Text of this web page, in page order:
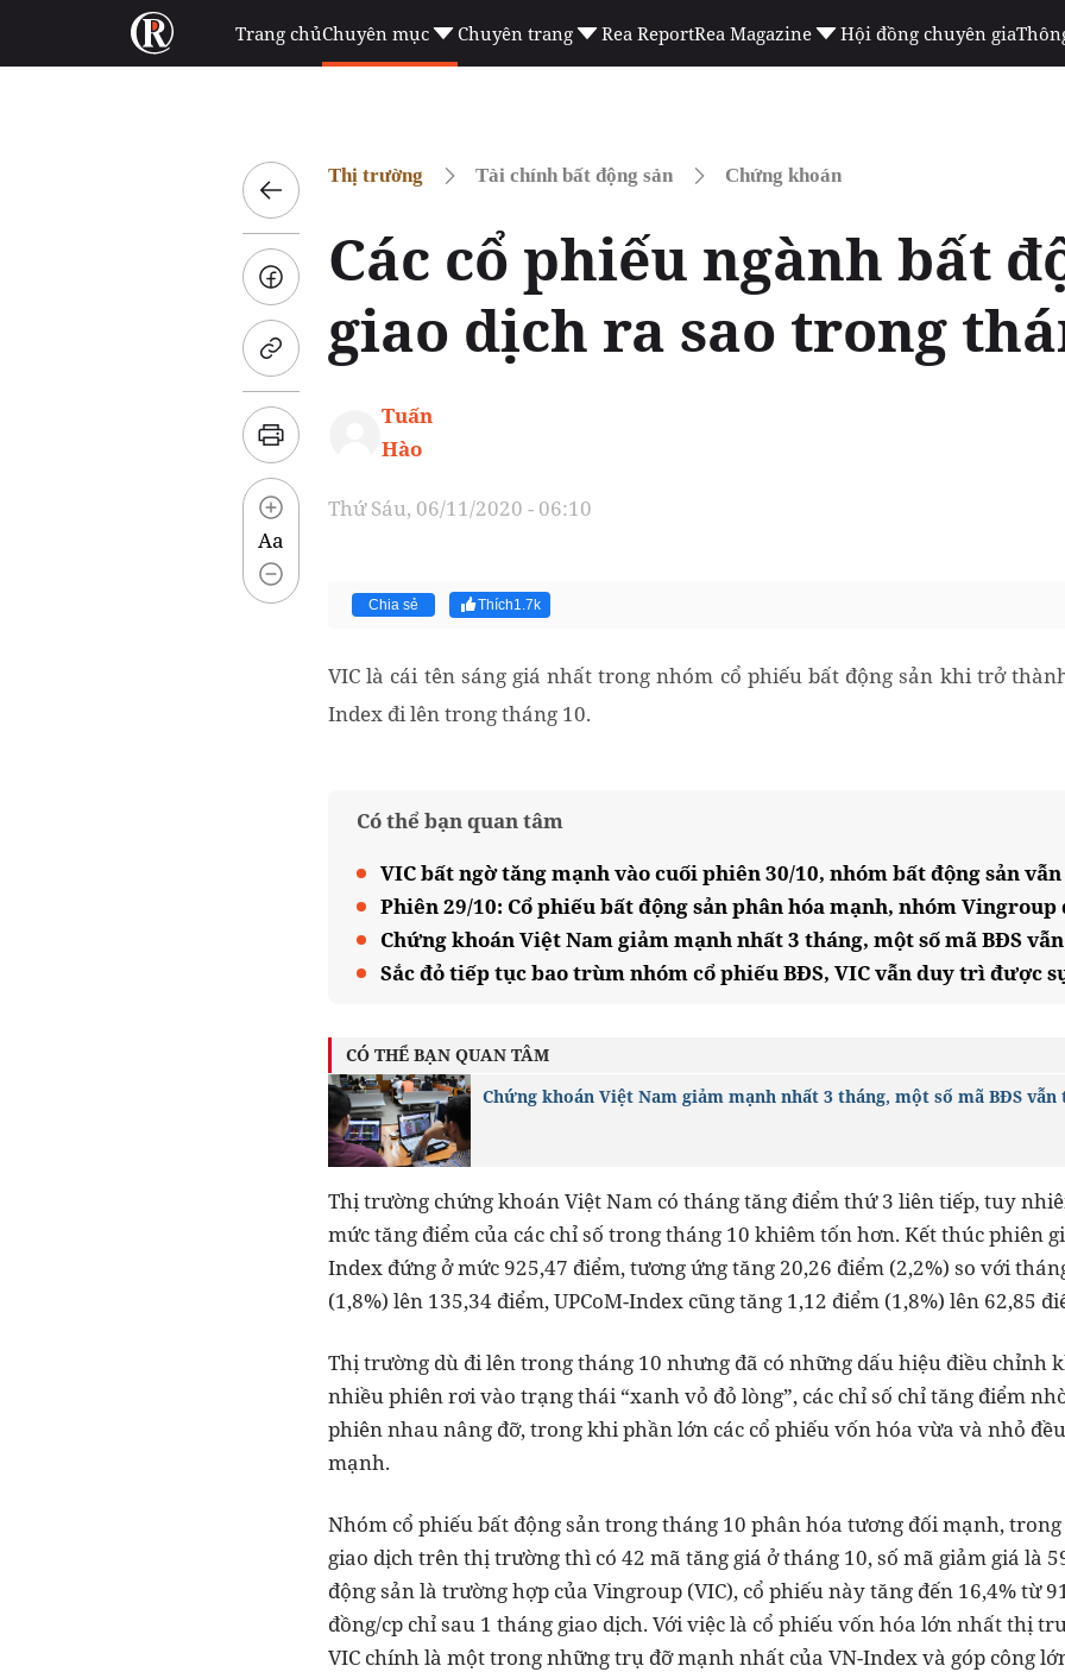
Trang chủChuyên mục Chuyên trang Rea ReportRea Magazine Hội đồng chuyên gia
Aa
Thị trường Tài chính bất động sản Chứng khoán
Các cổ phiếu ngành bất
giao dịch ra sao trong
Tuấn
Hào
Thứ Sáu, 06/11/2020 - 06:10
Chia sẻ Thích1.7k
VIC là cái tên sáng giá nhất trong nhóm cổ phiếu bất động sản khi trở
Index đi lên trong tháng 10.
Có thể bạn quan tâm
VIC bất ngờ tăng mạnh vào cuối phiên 30/10, nhóm bất động sản
Phiên 29/10: Cổ phiếu bất động sản phân hóa mạnh, nhóm
Chứng khoán Việt Nam giảm mạnh nhất 3 tháng, một số mã BĐS
Sắc đỏ tiếp tục bao trùm nhóm cổ phiếu BĐS, VIC vẫn duy trì được
CÓ THỂ BẠN QUAN TÂM
Chứng khoán Việt Nam giảm mạnh nhất 3 tháng, một số mã BĐS vẫn
Thị trường chứng khoán Việt Nam có tháng tăng điểm thứ 3 liên tiếp, tuy
mức tăng điểm của các chỉ số trong tháng 10 khiêm tốn hơn. Kết thúc phiên
Index đứng ở mức 925,47 điểm, tương ứng tăng 20,26 điểm (2,2%) so với
(1,8%) lên 135,34 điểm, UPCoM-Index cũng tăng 1,12 điểm (1,8%) lên 62,85
Thị trường dù đi lên trong tháng 10 nhưng đã có những dấu hiệu điều chỉnh
nhiều phiên rơi vào trạng thái “xanh vỏ đỏ lòng”, các chỉ số chỉ tăng điểm
phiên nhau nâng đỡ, trong khi phần lớn các cổ phiếu vốn hóa vừa và nhỏ
mạnh.
Nhóm cổ phiếu bất động sản trong tháng 10 phân hóa tương đối mạnh,
giao dịch trên thị trường thì có 42 mã tăng giá ở tháng 10, số mã giảm giá là
động sản là trường hợp của Vingroup (VIC), cổ phiếu này tăng đến 16,4% từ
đồng/cp chỉ sau 1 tháng giao dịch. Với việc là cổ phiếu vốn hóa lớn nhất thị
VIC chính là một trong những trụ đỡ mạnh nhất của VN-Index và góp công